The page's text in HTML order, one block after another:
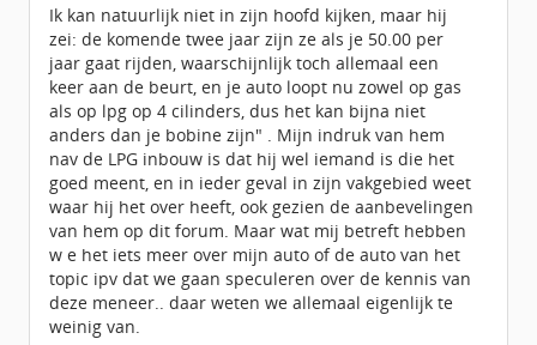
Geregistreerd:09 / 2020
Ik kan natuurlijk niet in zijn hoofd kijken, maar hij
zei: de komende twee jaar zijn ze als je 50.00 per
jaar gaat rijden, waarschijnlijk toch allemaal een
keer aan de beurt, en je auto loopt nu zowel op gas
als op lpg op 4 cilinders, dus het kan bijna niet
anders dan je bobine zijn" . Mijn indruk van hem
nav de LPG inbouw is dat hij wel iemand is die het
goed meent, en in ieder geval in zijn vakgebied weet
waar hij het over heeft, ook gezien de aanbevelingen
van hem op dit forum. Maar wat mij betreft hebben
w e het iets meer over mijn auto of de auto van het
topic ipv dat we gaan speculeren over de kennis van
deze meneer.. daar weten we allemaal eigenlijk te
weinig van.